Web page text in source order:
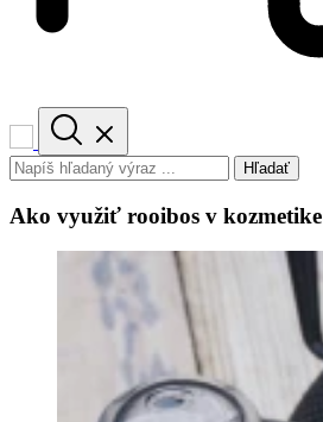
Hľadať
Ako využiť rooibos v kozmetike